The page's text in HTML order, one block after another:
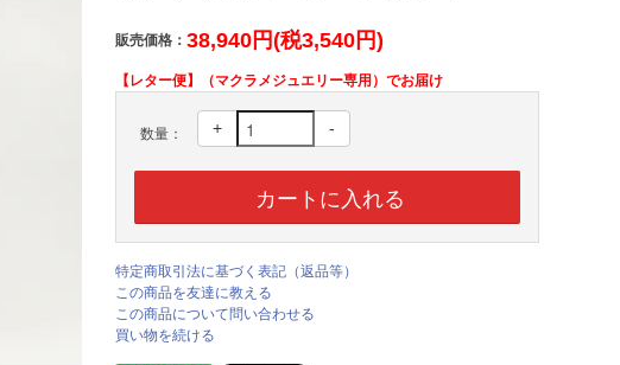
販売価格： 38,940円(税3,540円)
【レター便】（マクラメジュエリー専用）でお届け
数量： + -
特定商取引法に基づく表記（返品等）
この商品を友達に教える
この商品について問い合わせる
買い物を続ける